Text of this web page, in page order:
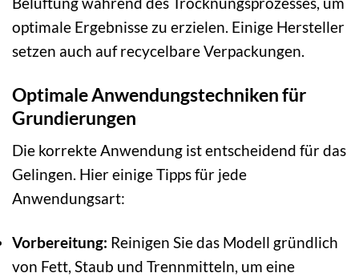
optimale Ergebnisse zu erzielen. Einige Hersteller
setzen auch auf recycelbare Verpackungen.
Optimale Anwendungstechniken für
Grundierungen
Die korrekte Anwendung ist entscheidend für das
Gelingen. Hier einige Tipps für jede
Anwendungsart:
Vorbereitung: Reinigen Sie das Modell gründlich
von Fett, Staub und Trennmitteln, um eine